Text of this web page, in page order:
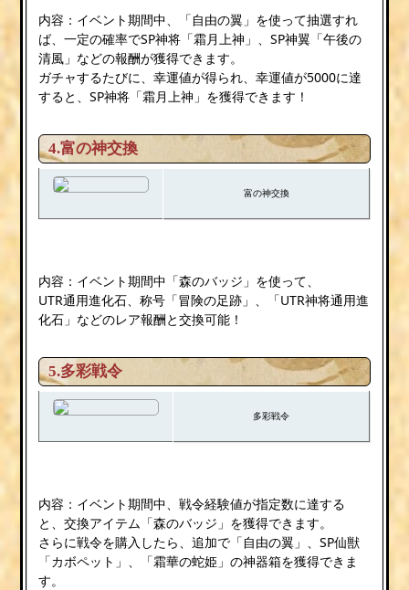
内容：イベント期間中、「自由の翼」を使って抽選すれ
ば、一定の確率でSP神将「霜月上神」、SP神翼「午後の
清風」などの報酬が獲得できます。
ガチャするたびに、幸運値が得られ、幸運値が5000に達
すると、SP神将「霜月上神」を獲得できます！
4.富の神交換
富の神交換
内容：イベント期間中「森のバッジ」を使って、
UTR通用進化石、称号「冒険の足跡」、「UTR神将通用進
化石」などのレア報酬と交換可能！
5.多彩戦令
多彩戦令
内容：イベント期間中、戦令経験値が指定数に達する
と、交換アイテム「森のバッジ」を獲得できます。
さらに戦令を購入したら、追加で「自由の翼」、SP仙獣
「カボペット」、「霜華の蛇姫」の神器箱を獲得できま
す。